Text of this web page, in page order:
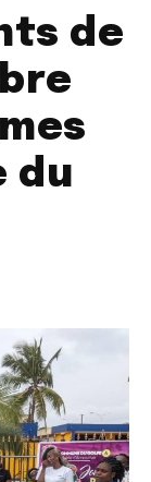
de
du